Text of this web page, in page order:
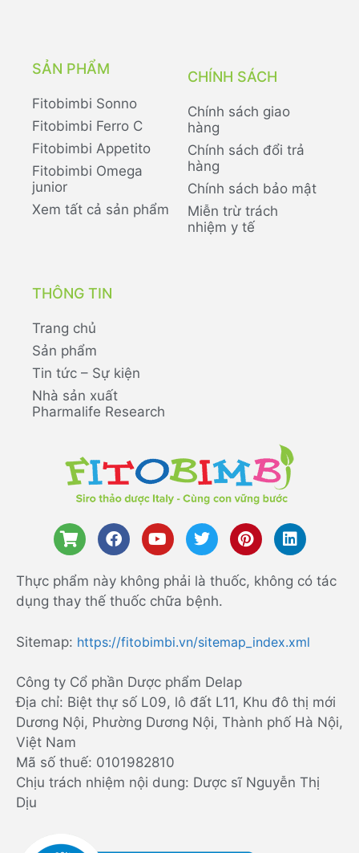
SẢN PHẨM
Fitobimbi Sonno
Fitobimbi Ferro C
Fitobimbi Appetito
Fitobimbi Omega
junior
Xem tất cả sản phẩm
CHÍNH SÁCH
Chính sách giao
hàng
Chính sách đổi trả
hàng
Chính sách bảo mật
Miễn trừ trách
nhiệm y tế
THÔNG TIN
Trang chủ
Sản phẩm
Tin tức – Sự kiện
Nhà sản xuất
Pharmalife Research
Thực phẩm này không phải là thuốc, không có tác
dụng thay thế thuốc chữa bệnh.
Sitemap: https://fitobimbi.vn/sitemap_index.xml
Công ty Cổ phần Dược phẩm Delap
Địa chỉ: Biệt thự số L09, lô đất L11, Khu đô thị mới
Dương Nội, Phường Dương Nội, Thành phố Hà Nội,
Việt Nam
Mã số thuế: 0101982810
Chịu trách nhiệm nội dung: Dược sĩ Nguyễn Thị
Dịu